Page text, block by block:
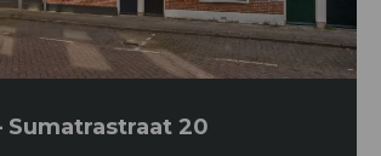
Sumatrastraat 20